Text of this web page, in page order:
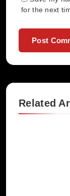
for the next
Related